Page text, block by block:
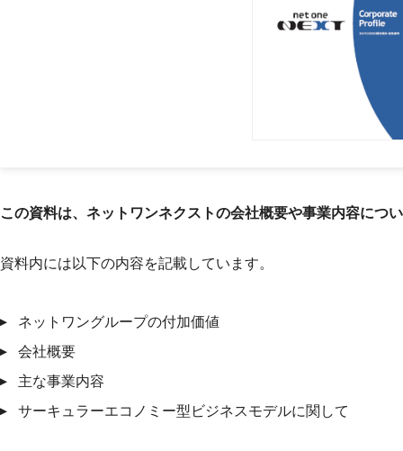
この資料は、ネットワンネクストの会社概要や事業内容につ
資料内には以下の内容を記載しています。
ネットワングループの付加価値
会社概要
主な事業内容
サーキュラーエコノミー型ビジネスモデルに関して